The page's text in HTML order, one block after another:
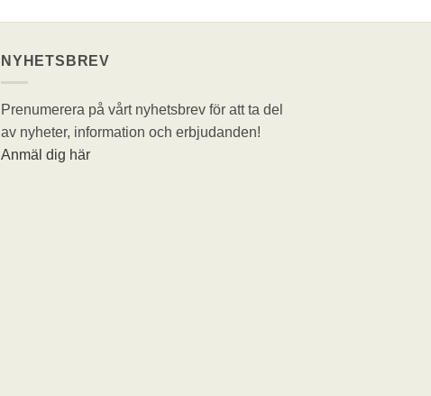
NYHETSBREV
Prenumerera på vårt nyhetsbrev för att ta del
av nyheter, information och erbjudanden!
Anmäl dig här